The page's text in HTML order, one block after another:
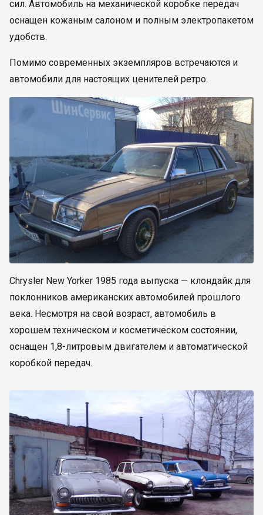
сил. Автомобиль на механической коробке передач
оснащен кожаным салоном и полным электропакетом
удобств.
Помимо современных экземпляров встречаются и
автомобили для настоящих ценителей ретро.
Chrysler New Yorker 1985 года выпуска — клондайк для
поклонников американских автомобилей прошлого
века. Несмотря на свой возраст, автомобиль в
хорошем техническом и косметическом состоянии,
оснащен 1,8-литровым двигателем и автоматической
коробкой передач.